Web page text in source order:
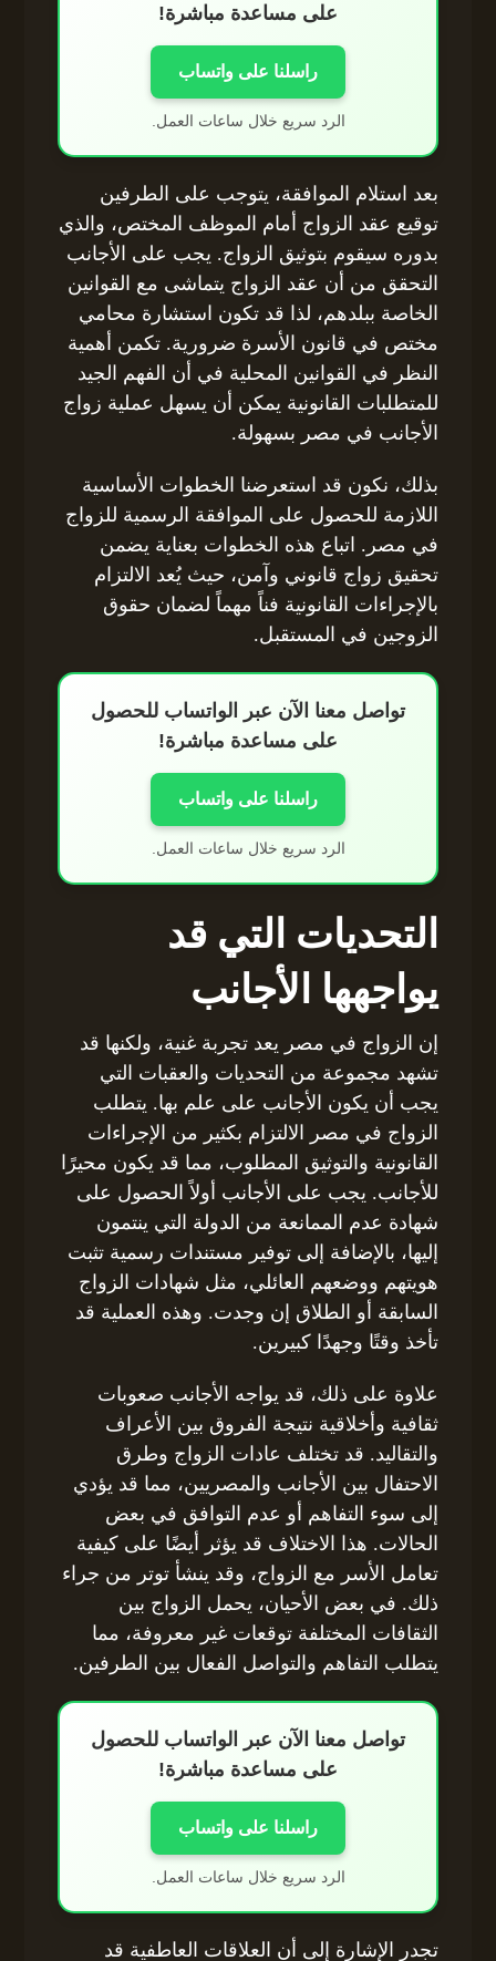
على مساعدة مباشرة!
راسلنا على واتساب
الرد سريع خلال ساعات العمل.
بعد استلام الموافقة، يتوجب على الطرفين
توقيع عقد الزواج أمام الموظف المختص، والذي
بدوره سيقوم بتوثيق الزواج. يجب على الأجانب
التحقق من أن عقد الزواج يتماشى مع القوانين
الخاصة ببلدهم، لذا قد تكون استشارة محامي
مختص في قانون الأسرة ضرورية. تكمن أهمية
النظر في القوانين المحلية في أن الفهم الجيد
للمتطلبات القانونية يمكن أن يسهل عملية زواج
الأجانب في مصر بسهولة.
بذلك، نكون قد استعرضنا الخطوات الأساسية
اللازمة للحصول على الموافقة الرسمية للزواج
في مصر. اتباع هذه الخطوات بعناية يضمن
تحقيق زواج قانوني وآمن، حيث يُعد الالتزام
بالإجراءات القانونية فناً مهماً لضمان حقوق
الزوجين في المستقبل.
تواصل معنا الآن عبر الواتساب للحصول
على مساعدة مباشرة!
راسلنا على واتساب
الرد سريع خلال ساعات العمل.
التحديات التي قد
يواجهها الأجانب
إن الزواج في مصر يعد تجربة غنية، ولكنها قد
تشهد مجموعة من التحديات والعقبات التي
يجب أن يكون الأجانب على علم بها. يتطلب
الزواج في مصر الالتزام بكثير من الإجراءات
القانونية والتوثيق المطلوب، مما قد يكون محيرًا
للأجانب. يجب على الأجانب أولاً الحصول على
شهادة عدم الممانعة من الدولة التي ينتمون
إليها، بالإضافة إلى توفير مستندات رسمية تثبت
هويتهم ووضعهم العائلي، مثل شهادات الزواج
السابقة أو الطلاق إن وجدت. وهذه العملية قد
تأخذ وقتًا وجهدًا كبيرين.
علاوة على ذلك، قد يواجه الأجانب صعوبات
ثقافية وأخلاقية نتيجة الفروق بين الأعراف
والتقاليد. قد تختلف عادات الزواج وطرق
الاحتفال بين الأجانب والمصريين، مما قد يؤدي
إلى سوء التفاهم أو عدم التوافق في بعض
الحالات. هذا الاختلاف قد يؤثر أيضًا على كيفية
تعامل الأسر مع الزواج، وقد ينشأ توتر من جراء
ذلك. في بعض الأحيان، يحمل الزواج بين
الثقافات المختلفة توقعات غير معروفة، مما
يتطلب التفاهم والتواصل الفعال بين الطرفين.
تواصل معنا الآن عبر الواتساب للحصول
على مساعدة مباشرة!
راسلنا على واتساب
الرد سريع خلال ساعات العمل.
تجدر الإشارة إلى أن العلاقات العاطفية قد